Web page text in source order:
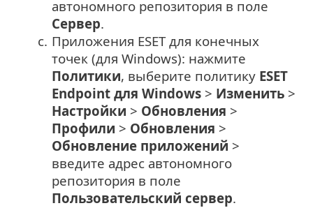
автономного репозитория в поле
Сервер.
c. Приложения ESET для конечных
точек (для Windows): нажмите
Политики, выберите политику ESET
Endpoint для Windows > Изменить >
Настройки > Обновления >
Профили > Обновления >
Обновление приложений >
введите адрес автономного
репозитория в поле
Пользовательский сервер.